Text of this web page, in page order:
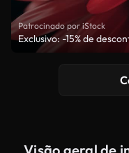
Patrocinado por iStock
Exclusivo: -15% de